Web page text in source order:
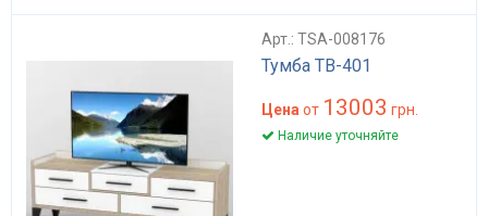
Арт.: TSA-008176
Тумба ТВ-401
Цена от 13003 грн.
Наличие уточняйте